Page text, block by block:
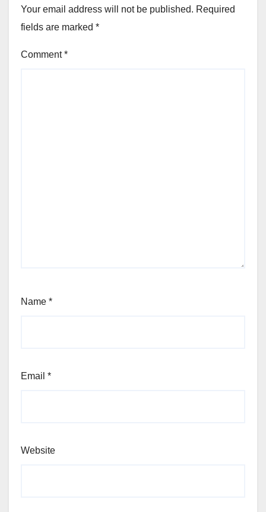
Your email address will not be published. Required
fields are marked *
Comment*
Name *
Email *
Website